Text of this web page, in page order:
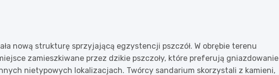
nową strukturę sprzyjającą egzystencji pszczół. W obrębie terenu
zamieszkiwane przez dzikie pszczoły, które preferują gniazdowanie
nietypowych lokalizacjach. Twórcy sandarium skorzystali z kamieni,